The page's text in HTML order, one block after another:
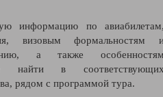
информацию по
визовым формальностям
а также
в
рядом с программой тура.